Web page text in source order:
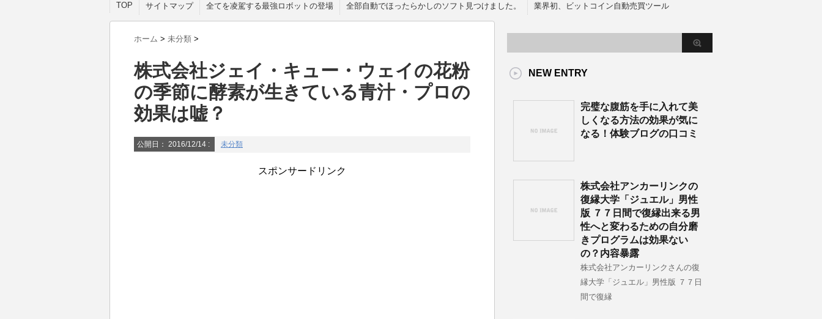
TOP サイトマップ 全てを凌駕する最強ロボットの登場 全部自動でほったらかしのソフト見つけました。 業界初、ビットコイン自動売買ツール
ホーム > 未分類 >
株式会社ジェイ・キュー・ウェイの花粉
の季節に酵素が生きている青汁・プロの
効果は嘘？
公開日： 2016/12/14 : 未分類
スポンサードリンク
NEW ENTRY
完璧な腹筋を手に入れて美
しくなる方法の効果が気に
なる！体験ブログの口コミ
株式会社アンカーリンクの
復縁大学「ジュエル」男性
版 ７７日間で復縁出来る男
性へと変わるための自分磨
きプログラムは効果ない
の？内容暴露
株式会社アンカーリンクさんの復
縁大学「ジュエル」男性版 ７７日
間で復縁